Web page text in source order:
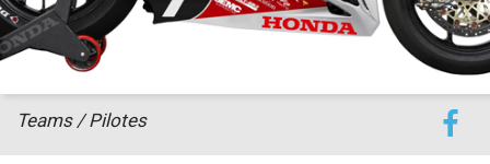
Teams / Pilotes